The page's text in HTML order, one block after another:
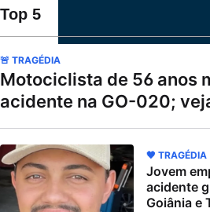
Top 5
🚨 TRAGÉDIA
Motociclista de 56 anos
acidente na GO-020;
🖤 TRAGÉDIA
Jovem
acidente
Goiânia e